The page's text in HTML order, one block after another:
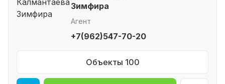
Зимфира
Агент
+7(962)547-70-20
Объекты 100